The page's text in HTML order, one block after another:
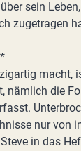
sein
zugetragen
macht,
nämlich die
nur von
in das